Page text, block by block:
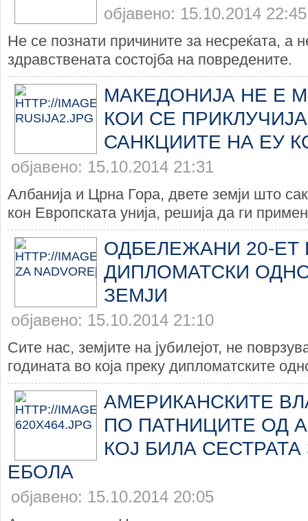
објавено: 15.10.2014 22:45
Не се познати причините за несреќата, а
здравствената состојба на повредените.
МАКЕДОНИЈА НЕ Е
КОИ СЕ
САНКЦИИТЕ НА ЕУ
објавено: 15.10.2014 21:31
Албанија и Црна Гора, двете земји што
кон Европската унија, решија да ги
ОДБЕЛЕЖАНИ 20-ЕТ
ДИПЛОМАТСКИ
ЗЕМЈИ
објавено: 15.10.2014 21:10
Сите нас, земјите на јубилејот, не
годината во која преку дипломатските
АМЕРИКАНСКИТЕ
ПО ПАТНИЦИТЕ ОД
КОЈ БИЛА
ЕБОЛА
објавено: 15.10.2014 20:05